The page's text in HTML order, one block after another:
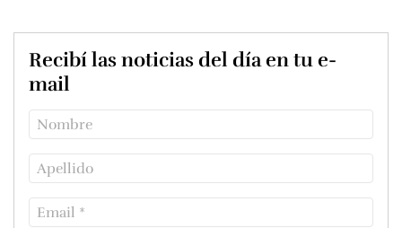
Recibí las noticias del día en tu e-
mail